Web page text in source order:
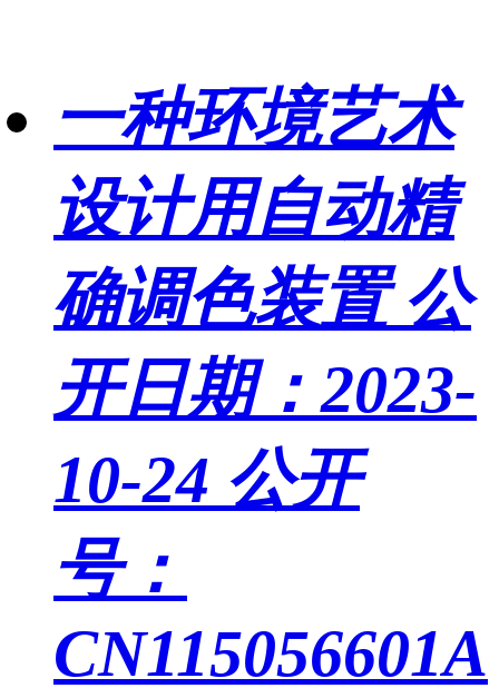
一种环境艺术
设计用自动精
确调色装置 公
开日期：2023-
10-24 公开
号：
CN115056601A